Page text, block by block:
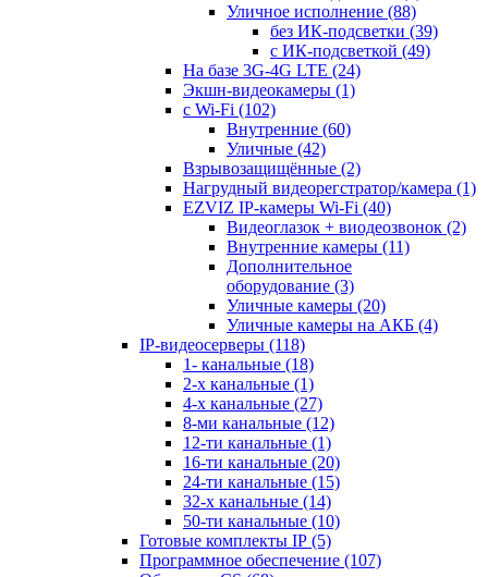
Уличное исполнение (88)
без ИК-подсветки (39)
с ИК-подсветкой (49)
На базе 3G-4G LTE (24)
Экшн-видеокамеры (1)
с Wi-Fi (102)
Внутренние (60)
Уличные (42)
Взрывозащищённые (2)
Нагрудный видеорегстратор/камера (1)
EZVIZ IP-камеры Wi-Fi (40)
Видеоглазок + виодеозвонок (2)
Внутренние камеры (11)
Дополнительное
оборудование (3)
Уличные камеры (20)
Уличные камеры на АКБ (4)
IP-видеосерверы (118)
1- канальные (18)
2-х канальные (1)
4-х канальные (27)
8-ми канальные (12)
12-ти канальные (1)
16-ти канальные (20)
24-ти канальные (15)
32-х канальные (14)
50-ти канальные (10)
Готовые комплекты IP (5)
Программное обеспечение (107)